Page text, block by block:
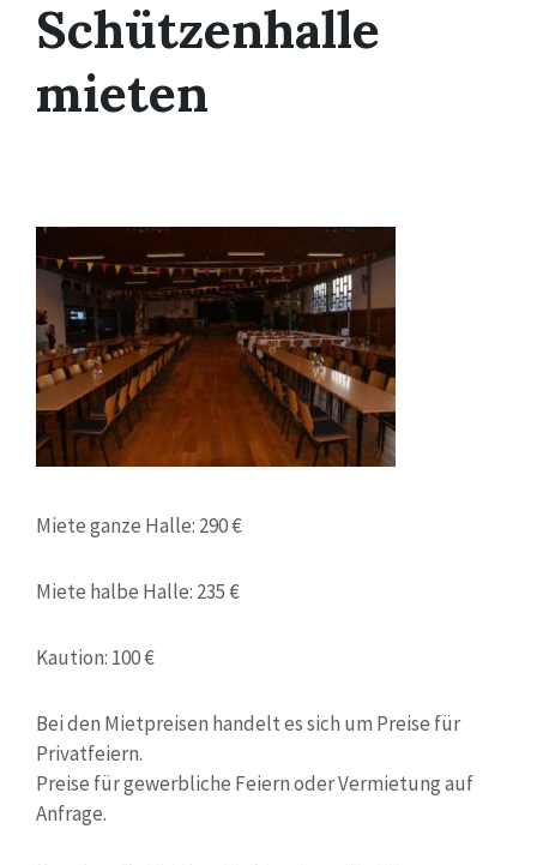
Schützenhalle
mieten
Miete ganze Halle: 290 €
Miete halbe Halle: 235 €
Kaution: 100 €
Bei den Mietpreisen handelt es sich um Preise für
Privatfeiern.
Preise für gewerbliche Feiern oder Vermietung auf
Anfrage.